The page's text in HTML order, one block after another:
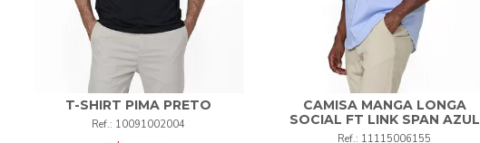
G GG XG
T-SHIRT PIMA PRETO
10091002004 1 +
CAMISA MANGA LONGA
SOCIAL FT LINK SPAN AZUL
11115006155